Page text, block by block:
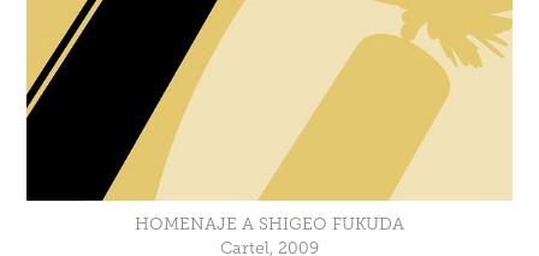
HOMENAJE A SHIGEO FUKUDA
Cartel, 2009